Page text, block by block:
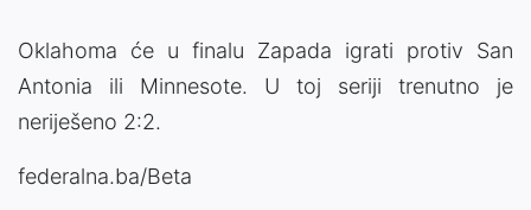
Oklahoma će u finalu Zapada igrati protiv San
Antonia ili Minnesote. U toj seriji trenutno je
neriješeno 2:2.
federalna.ba/Beta